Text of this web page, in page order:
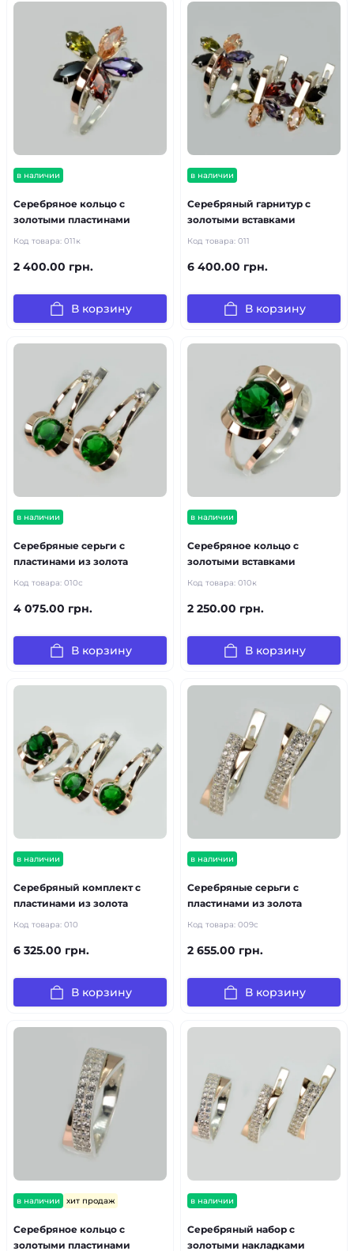
в наличии
Серебряное кольцо с
золотыми пластинами
Код товара: 011к
2 400.00 грн.
В корзину
в наличии
Серебряный гарнитур с
золотыми вставками
Код товара: 011
6 400.00 грн.
В корзину
в наличии
Серебряные серьги с
пластинами из золота
Код товара: 010с
4 075.00 грн.
В корзину
в наличии
Серебряное кольцо с
золотыми вставками
Код товара: 010к
2 250.00 грн.
В корзину
в наличии
Серебряный комплект с
пластинами из золота
Код товара: 010
6 325.00 грн.
В корзину
в наличии
Серебряные серьги с
пластинами из золота
Код товара: 009с
2 655.00 грн.
В корзину
в наличии хит продаж
Серебряное кольцо с
золотыми пластинами
в наличии
Серебряный набор с
золотыми накладками